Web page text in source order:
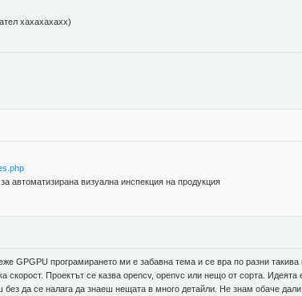
хахахахахх)
автоматизирана визуална инспекция на продукция
GPGPU програмирането ми е забавна тема и се вра по разни
скорост. Проектът се казва opencv, openvc или нещо от сорта.
без да се налага да знаеш нещата в много детайли. Не знам обаче